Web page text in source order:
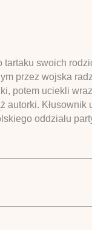
swoich
przez wojska
potem uciekli
autorki.
oddziału